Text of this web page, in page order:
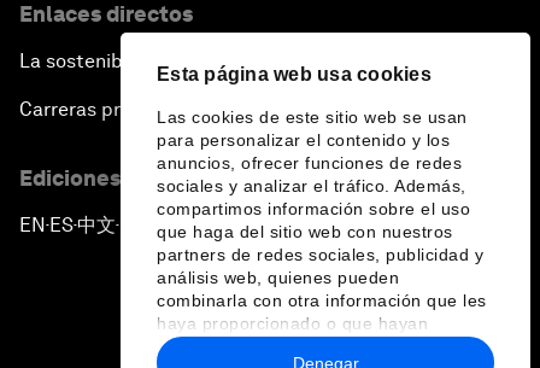
Esta página web usa cookies
Las cookies de este sitio web se usan
para personalizar el contenido y los
anuncios, ofrecer funciones de redes
sociales y analizar el tráfico. Además,
compartimos información sobre el uso
que haga del sitio web con nuestros
partners de redes sociales, publicidad y
análisis web, quienes pueden
combinarla con otra información que les
haya proporcionado o que hayan
recopilado a partir del uso que haya
Denegar
Enlaces directos
La sostenibilidad en el Foro
Carreras profesionales
Ediciones en otros idiomas
EN ▪ES▪中文▪ 日本語